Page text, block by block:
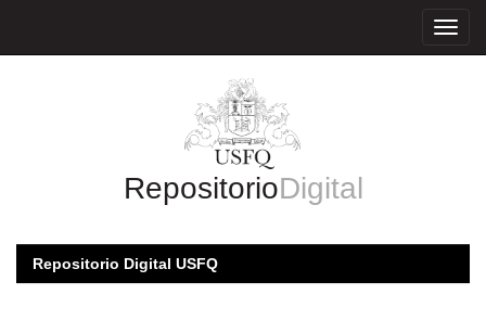
RepositorioDigital
Repositorio Digital USFQ